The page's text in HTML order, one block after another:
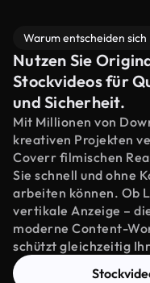
Warum entscheiden
Nutzen Sie
Stockvideos für
und Sicherheit.
Mit Millionen von
kreativen Projekten
Coverr filmischen
Sie schnell und ohne
arbeiten können. Ob
vertikale Anzeige –
moderne Content-
schützt gleichzeitig